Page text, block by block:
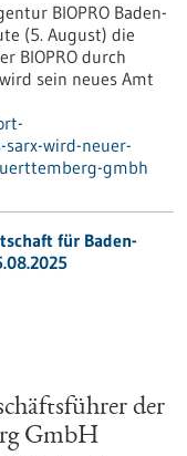
BIOPRO Baden-
(5. August) die
BIOPRO durch
sein neues Amt
wird-neuer-
gmbh
für Baden-
der
GmbH